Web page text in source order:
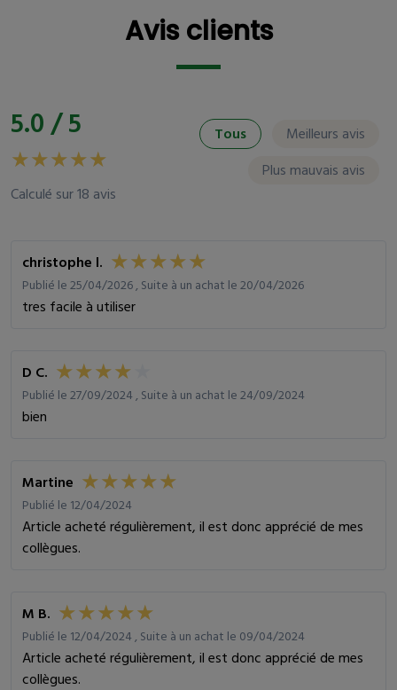
Avis clients
5.0 / 5
Calculé sur 18 avis
Tous
Meilleurs avis
Plus mauvais avis
christophe l.
Publié le 25/04/2026 , Suite à un achat le 20/04/2026
tres facile à utiliser
D C.
Publié le 27/09/2024 , Suite à un achat le 24/09/2024
bien
Martine
Publié le 12/04/2024
Article acheté régulièrement, il est donc apprécié de mes
collègues.
M B.
Publié le 12/04/2024 , Suite à un achat le 09/04/2024
Article acheté régulièrement, il est donc apprécié de mes
collègues.